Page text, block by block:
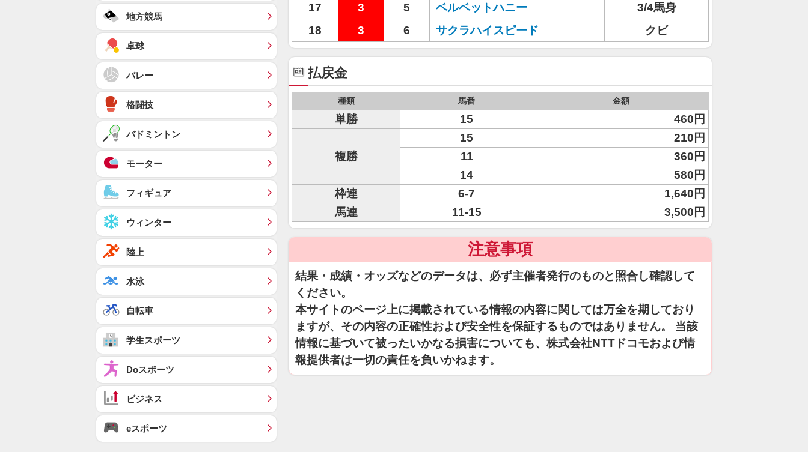
17
3 5 ベルベットハニー
3/4馬身
18
3 6 サクラハイスピード クビ
払戻金
種類 馬番 金額
単勝 15 460円
複勝
15
210円
11
360円
14
580円
枠連
6-7
1,640円
馬連
11-15 3,500円
注意事項
結果・成績・オッズなどのデータは、必ず主催者発行のものと照合し確認して
ください。
本サイトのページ上に掲載されている情報の内容に関しては万全を期しており
ますが、その内容の正確性および安全性を保証するものではありません。 当該
情報に基づいて被ったいかなる損害についても、株式会社NTTドコモおよび情
報提供者は一切の責任を負いかねます。
地方競馬
卓球
バレー
格闘技
バドミントン
モーター
フィギュア
ウィンター
陸上
水泳
自転車
学生スポーツ
Doスポーツ
ビジネス
eスポーツ